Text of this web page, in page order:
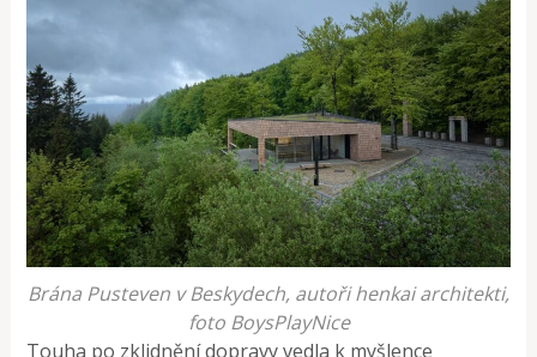
Brána Pusteven v Beskydech, autoři henkai architekti,
foto BoysPlayNice
Touha po zklidnění dopravy vedla k myšlence